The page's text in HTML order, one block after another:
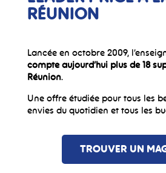
RÉUNION
Lancée en octobre 2009,
compte aujourd’hui plus de 18
Réunion.
Une offre étudiée pour tous les
envies du quotidien et tous les
TROUVER UN